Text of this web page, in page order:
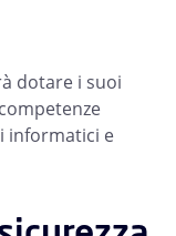
dotare i suoi
informatici e